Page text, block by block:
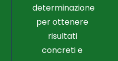
determinazione
per ottenere
risultati
concreti e